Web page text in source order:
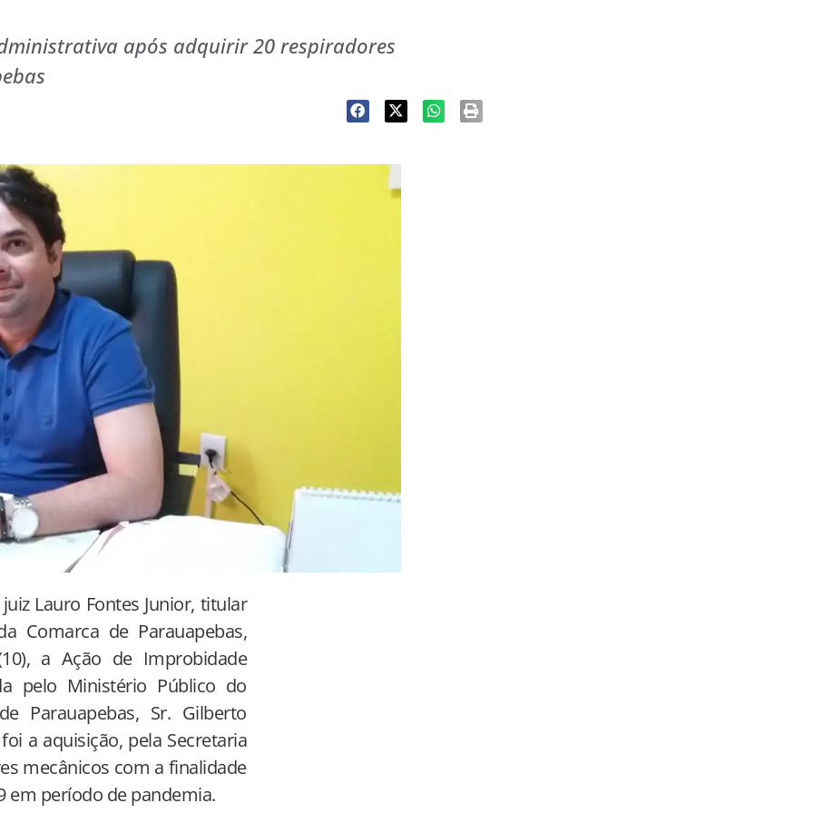
após adquirir 20 respiradores
Lauro Fontes Junior, titular
Comarca de Parauapebas,
a Ação de Improbidade
pelo Ministério Público do
Parauapebas, Sr. Gilberto
a aquisição, pela Secretaria
mecânicos com a finalidade
em período de pandemia.